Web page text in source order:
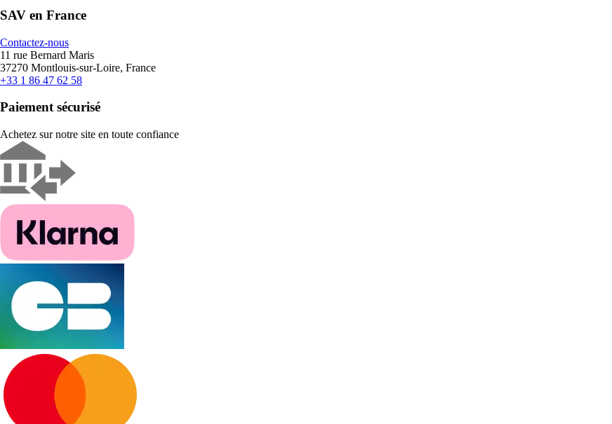
SAV en France
Contactez-nous
11 rue Bernard Maris
37270 Montlouis-sur-Loire, France
+33 1 86 47 62 58
Paiement sécurisé
Achetez sur notre site en toute confiance